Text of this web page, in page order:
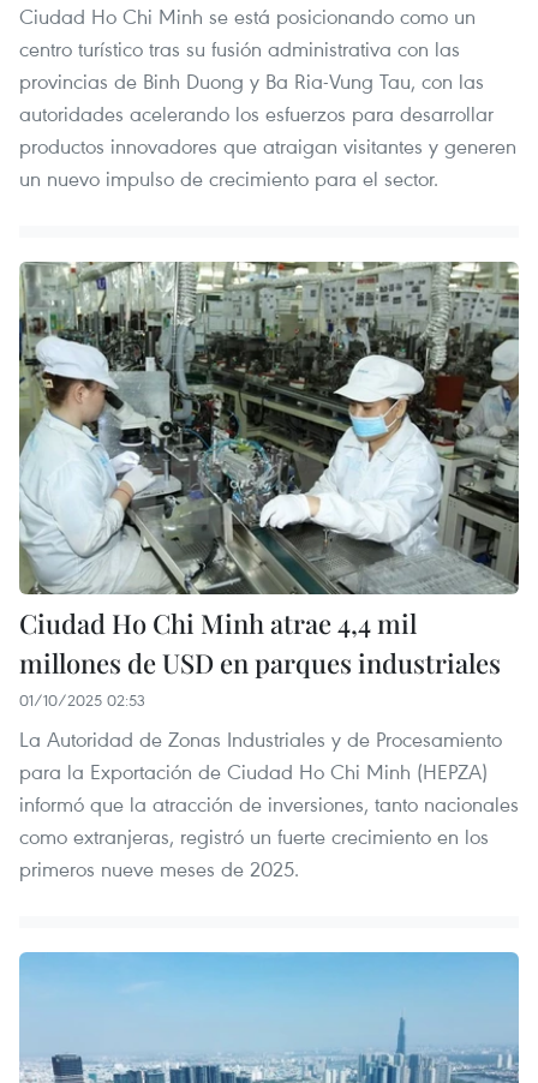
Ciudad Ho Chi Minh se está posicionando como un
centro turístico tras su fusión administrativa con las
provincias de Binh Duong y Ba Ria-Vung Tau, con las
autoridades acelerando los esfuerzos para desarrollar
productos innovadores que atraigan visitantes y generen
un nuevo impulso de crecimiento para el sector.
Ciudad Ho Chi Minh atrae 4,4 mil
millones de USD en parques industriales
01/10/2025 02:53
La Autoridad de Zonas Industriales y de Procesamiento
para la Exportación de Ciudad Ho Chi Minh (HEPZA)
informó que la atracción de inversiones, tanto nacionales
como extranjeras, registró un fuerte crecimiento en los
primeros nueve meses de 2025.